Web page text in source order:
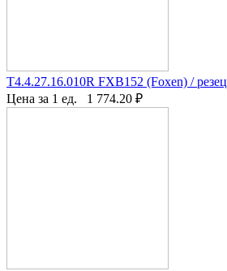
T4.4.27.16.010R FXB152 (Foxen) / резец
Цена за 1 ед.
1 774.20 ₽